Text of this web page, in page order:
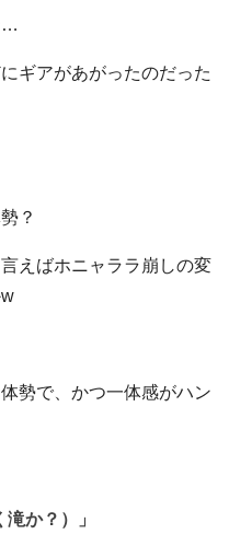
…
ギアがあがったのだった
？
えばホニャララ崩しの変
勢で、かつ一体感がハン
滝か？）」